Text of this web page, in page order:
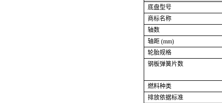
底盘型号
商标名称
轴数
轴距 (mm)
轮胎规格
钢板弹簧片数
燃料种类
排放依据标准